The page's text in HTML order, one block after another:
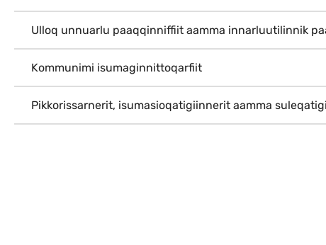
Ulloq unnuarlu paaqqinniffiit aamma innarluutilinnik
Kommunimi isumaginnittoqarfiit
Pikkorissarnerit, isumasioqatigiinnerit aamma